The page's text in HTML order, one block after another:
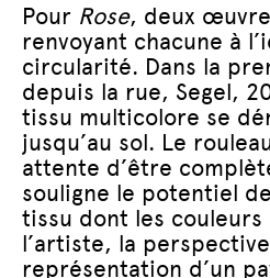
Pour Rose, deux
renvoyant chacune à
circularité. Dans la
depuis la rue, Segel,
tissu multicolore se
jusqu’au sol. Le
attente d’être
souligne le potentiel
tissu dont les
l’artiste, la
représentation d’un